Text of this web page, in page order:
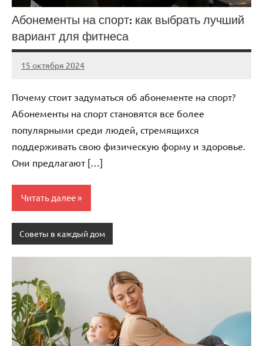
Абонементы на спорт: как выбрать лучший
вариант для фитнеса
15 октября 2024
Avtor
Нет
Почему стоит задуматься об абонементе на спорт?
Абонементы на спорт становятся все более
популярными среди людей, стремящихся
поддерживать свою физическую форму и здоровье.
Они предлагают […]
Читать далее
Советы в каждый дом